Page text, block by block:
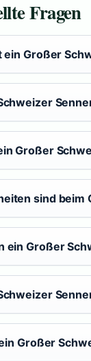
Fragen
Großer
Großer
sind beim
ein Großer
Großer